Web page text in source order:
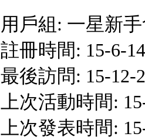
用戶組: 一星新
註冊時間: 15-6-
最後訪問: 15-12-
上次活動時間:
上次發表時間: